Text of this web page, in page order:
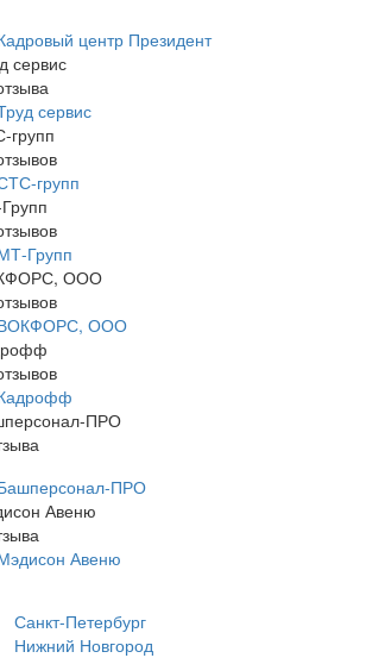
центр Президент
сервис
сервис
групп
групп
Групп
ООО
ВОКФОРС, ООО
ПРО
ПРО
Авеню
Авеню
Санкт-Петербург
Нижний Новгород